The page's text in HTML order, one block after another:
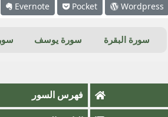
Evernote Pocket Wordpress
سورة البقرة سورة يوسف
فهرس السور